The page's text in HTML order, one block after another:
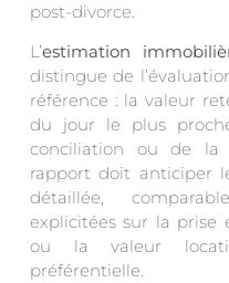
post-divorce.
L’estimation
distingue de
référence : la valeur
du jour le plus
conciliation ou de la
rapport doit anticiper
détaillée,
explicitées sur la prise
ou la valeur
préférentielle.